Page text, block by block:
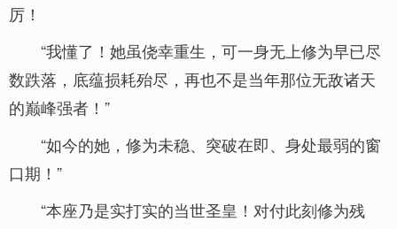
厉！
“我懂了！她虽侥幸重生，可一身无上修为早已尽
数跌落，底蕴损耗殆尽，再也不是当年那位无敌诸天
的巅峰强者！”
“如今的她，修为未稳、突破在即、身处最弱的窗
口期！”
“本座乃是实打实的当世圣皇！对付此刻修为残